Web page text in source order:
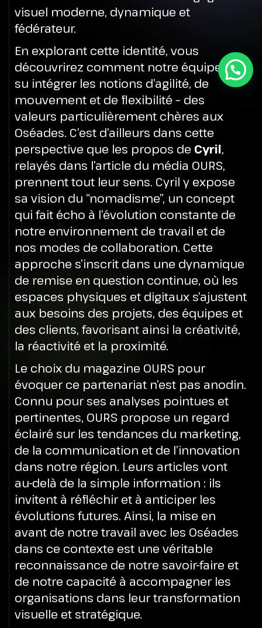
visuel moderne, dynamique et
fédérateur.
En explorant cette identité, vous
découvrirez comment notre équipe a
su intégrer les notions d’agilité, de
mouvement et de flexibilité – des
valeurs particulièrement chères aux
Oséades. C’est d’ailleurs dans cette
perspective que les propos de Cyril,
relayés dans l’article du média OURS,
prennent tout leur sens. Cyril y expose
sa vision du “nomadisme”, un concept
qui fait écho à l’évolution constante de
notre environnement de travail et de
nos modes de collaboration. Cette
approche s’inscrit dans une dynamique
de remise en question continue, où les
espaces physiques et digitaux s’ajustent
aux besoins des projets, des équipes et
des clients, favorisant ainsi la créativité,
la réactivité et la proximité.
Le choix du magazine OURS pour
évoquer ce partenariat n’est pas anodin.
Connu pour ses analyses pointues et
pertinentes, OURS propose un regard
éclairé sur les tendances du marketing,
de la communication et de l’innovation
dans notre région. Leurs articles vont
au-delà de la simple information : ils
invitent à réfléchir et à anticiper les
évolutions futures. Ainsi, la mise en
avant de notre travail avec les Oséades
dans ce contexte est une véritable
reconnaissance de notre savoir-faire et
de notre capacité à accompagner les
organisations dans leur transformation
visuelle et stratégique.